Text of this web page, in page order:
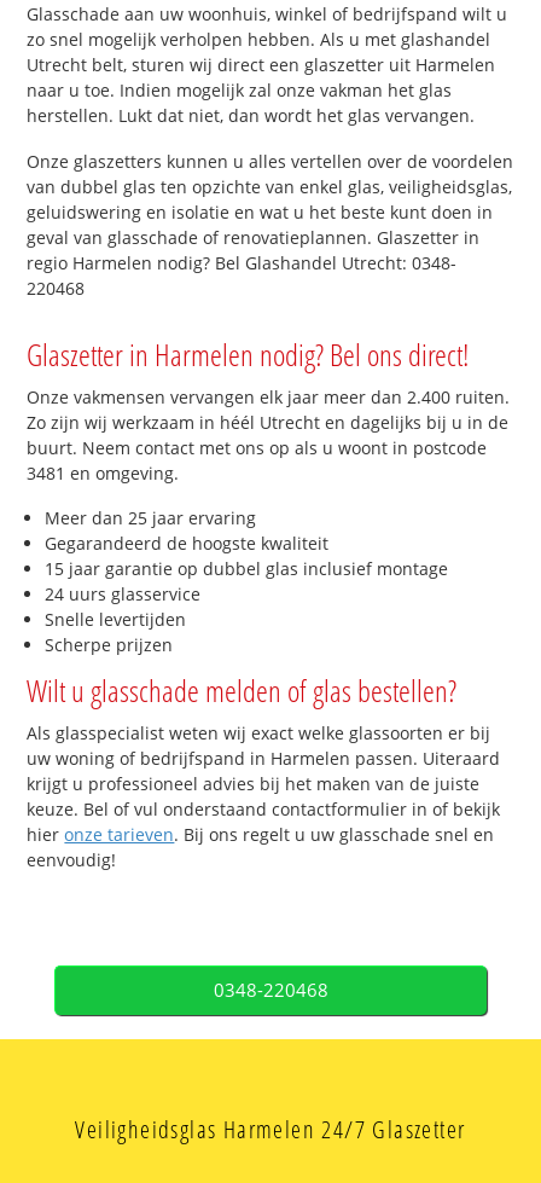
Glasschade aan uw woonhuis, winkel of bedrijfspand wilt u
zo snel mogelijk verholpen hebben. Als u met glashandel
Utrecht belt, sturen wij direct een glaszetter uit Harmelen
naar u toe. Indien mogelijk zal onze vakman het glas
herstellen. Lukt dat niet, dan wordt het glas vervangen.
Onze glaszetters kunnen u alles vertellen over de voordelen
van dubbel glas ten opzichte van enkel glas, veiligheidsglas,
geluidswering en isolatie en wat u het beste kunt doen in
geval van glasschade of renovatieplannen. Glaszetter in
regio Harmelen nodig? Bel Glashandel Utrecht: 0348-
220468
Glaszetter in Harmelen nodig? Bel ons direct!
Onze vakmensen vervangen elk jaar meer dan 2.400 ruiten.
Zo zijn wij werkzaam in héél Utrecht en dagelijks bij u in de
buurt. Neem contact met ons op als u woont in postcode
3481 en omgeving.
Meer dan 25 jaar ervaring
Gegarandeerd de hoogste kwaliteit
15 jaar garantie op dubbel glas inclusief montage
24 uurs glasservice
Snelle levertijden
Scherpe prijzen
Wilt u glasschade melden of glas bestellen?
Als glasspecialist weten wij exact welke glassoorten er bij
uw woning of bedrijfspand in Harmelen passen. Uiteraard
krijgt u professioneel advies bij het maken van de juiste
keuze. Bel of vul onderstaand contactformulier in of bekijk
hieronze tarieven. Bij ons regelt u uw glasschade snel en
eenvoudig!
0348-220468
Veiligheidsglas Harmelen 24/7 Glaszetter